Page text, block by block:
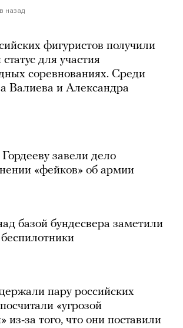
назад
фигуристов получили
для участия
соревнованиях. Среди
Валиева и Александра
завели дело
«фейков» об армии
базой бундесвера заметили
пару российских
«угрозой
из-за того, что они поставили